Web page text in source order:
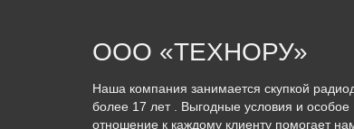
ООО «ТЕХНОРУ»
Наша компания занимается скупкой
более 17 лет . Выгодные условия и особое
отношение к каждому клиенту помогает